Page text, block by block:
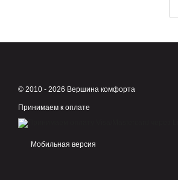
© 2010 - 2026 Вершина комфорта
Принимаем к оплате
Мобильная версия